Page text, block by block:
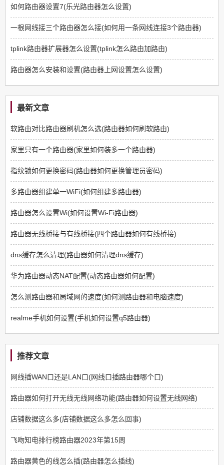
如何路由器设置7(乐光路由器怎么设置)
一根网线接三个路由器怎么接(如何用一条网线连接3个路由器)
tplink路由器扩展器怎么设置(tplink怎么路由加路由)
路由器怎么安装和设置(路由器上网设置怎么设置)
最新文章
软路由对比路由器刷机怎么选(路由器如何刷软路由)
家里只有一个路由器(家里如何装多一个路由器)
指纹锁如何更换密码(路由器如何更换管理员密码)
多路由器组建单一WiFi(如何组建多路由器)
路由器怎么设置Wi(如何设置Wi-Fi路由器)
路由器无线桥接与有线桥接(四个路由器如何有线桥接)
dns缓存怎么清理(路由器如何清理dns缓存)
华为路由器动态NAT配置(动态路由器如何配置)
怎么测路由器和局域网的速度(如何测路由器和电脑速度)
realme手机如何设置(手机如何设置q5路由器)
推荐文章
网线插WAN口还是LAN口(网线口插路由器哪个口)
路由器如何打开无线无线网络功能(路由器如何设置无线网络)
店铺数据这么多(店铺数据这么多怎么回事)
飞吻知电排行榜路由器2023年第15周
路由器黄色的线怎么插(路由器怎么插线)